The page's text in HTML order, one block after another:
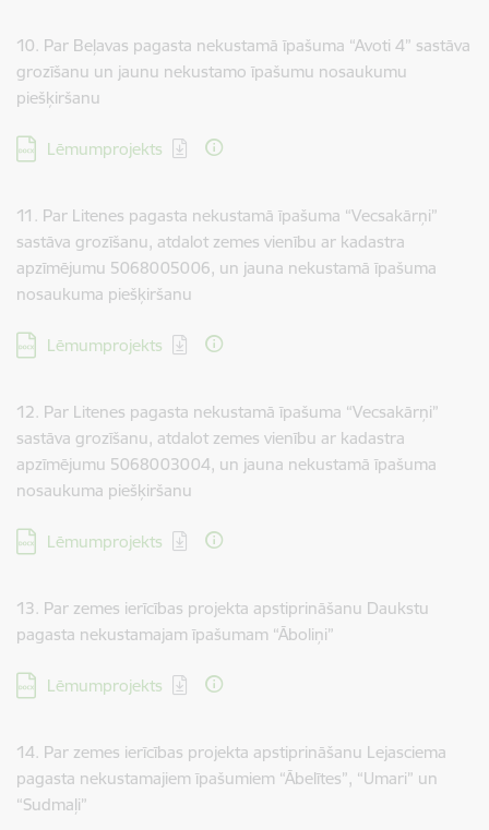
10. Par Beļavas pagasta nekustamā īpašuma “Avoti 4” sastāva
grozīšanu un jaunu nekustamo īpašumu nosaukumu
piešķiršanu
Lejupielādēt:
Lēmumprojekts
11. Par Litenes pagasta nekustamā īpašuma “Vecsakārņi”
sastāva grozīšanu, atdalot zemes vienību ar kadastra
apzīmējumu 5068005006, un jauna nekustamā īpašuma
nosaukuma piešķiršanu
Lejupielādēt:
Lēmumprojekts
12. Par Litenes pagasta nekustamā īpašuma “Vecsakārņi”
sastāva grozīšanu, atdalot zemes vienību ar kadastra
apzīmējumu 5068003004, un jauna nekustamā īpašuma
nosaukuma piešķiršanu
Lejupielādēt:
Lēmumprojekts
13. Par zemes ierīcības projekta apstiprināšanu Daukstu
pagasta nekustamajam īpašumam “Āboliņi”
Lejupielādēt:
Lēmumprojekts
14. Par zemes ierīcības projekta apstiprināšanu Lejasciema
pagasta nekustamajiem īpašumiem “Ābelītes”, “Umari” un
“Sudmaļi”